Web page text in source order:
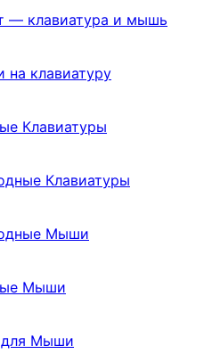
— клавиатура и мышь
на клавиатуру
Клавиатуры
Клавиатуры
Мыши
Мыши
для Мыши